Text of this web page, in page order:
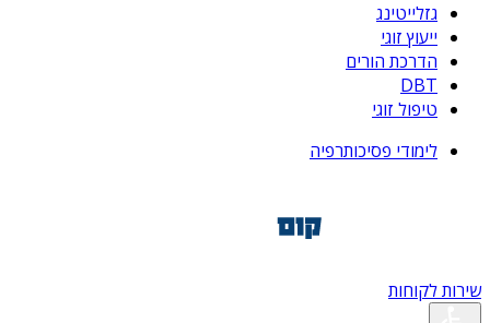
גזלייטינג
ייעוץ זוגי
הדרכת הורים
DBT
טיפול זוגי
לימודי פסיכותרפיה
שירות לקוחות